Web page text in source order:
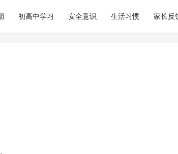
初高中学习 安全意识 生活习惯 家长反